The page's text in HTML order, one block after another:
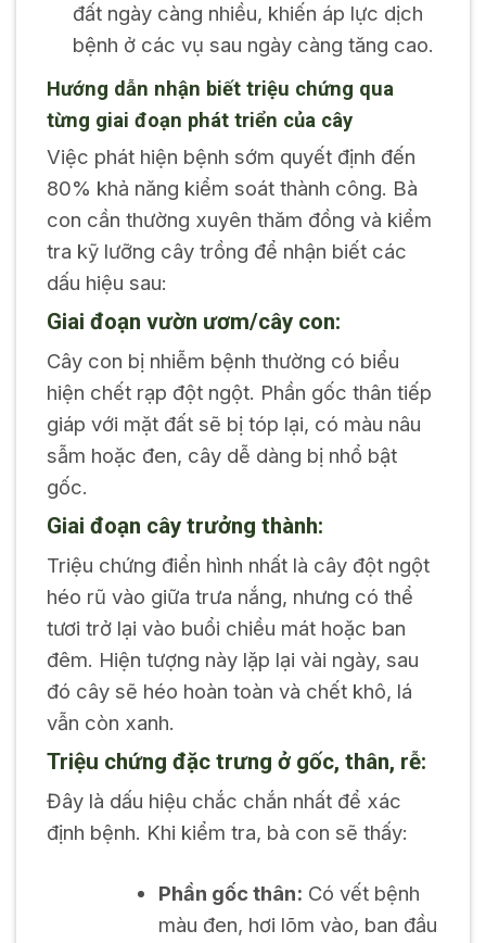
đất ngày càng nhiều, khiến áp lực dịch
bệnh ở các vụ sau ngày càng tăng cao.
Hướng dẫn nhận biết triệu chứng qua
từng giai đoạn phát triển của cây
Việc phát hiện bệnh sớm quyết định đến
80% khả năng kiểm soát thành công. Bà
con cần thường xuyên thăm đồng và kiểm
tra kỹ lưỡng cây trồng để nhận biết các
dấu hiệu sau:
Giai đoạn vườn ươm/cây con:
Cây con bị nhiễm bệnh thường có biểu
hiện chết rạp đột ngột. Phần gốc thân tiếp
giáp với mặt đất sẽ bị tóp lại, có màu nâu
sẫm hoặc đen, cây dễ dàng bị nhổ bật
gốc.
Giai đoạn cây trưởng thành:
Triệu chứng điển hình nhất là cây đột ngột
héo rũ vào giữa trưa nắng, nhưng có thể
tươi trở lại vào buổi chiều mát hoặc ban
đêm. Hiện tượng này lặp lại vài ngày, sau
đó cây sẽ héo hoàn toàn và chết khô, lá
vẫn còn xanh.
Triệu chứng đặc trưng ở gốc, thân, rễ:
Đây là dấu hiệu chắc chắn nhất để xác
định bệnh. Khi kiểm tra, bà con sẽ thấy:
Phần gốc thân: Có vết bệnh
màu đen, hơi lõm vào, ban đầu